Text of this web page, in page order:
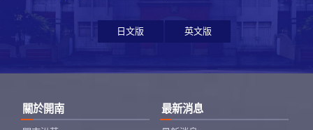
日文版 英文版
關於開南 最新消息